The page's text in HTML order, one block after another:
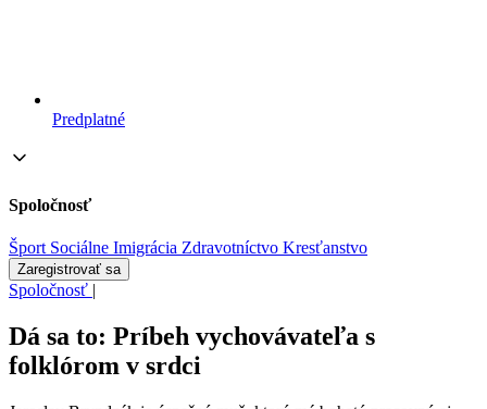
Predplatné
Spoločnosť
Šport Sociálne Imigrácia Zdravotníctvo Kresťanstvo
Zaregistrovať sa
Spoločnosť |
Dá sa to: Príbeh vychovávateľa s
folklórom v srdci